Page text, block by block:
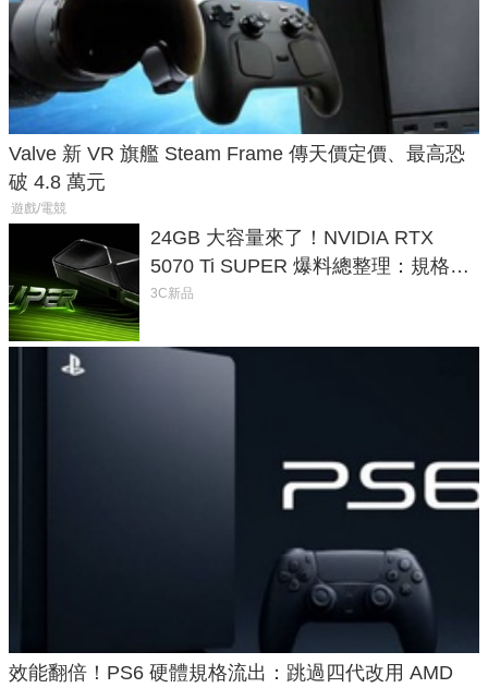
Valve 新 VR 旗艦 Steam Frame 傳天價定價、最高恐
破 4.8 萬元
遊戲/電競
24GB 大容量來了！NVIDIA RTX
5070 Ti SUPER 爆料總整理：規格、
功耗、上市時間
3C新品
效能翻倍！PS6 硬體規格流出：跳過四代改用 AMD